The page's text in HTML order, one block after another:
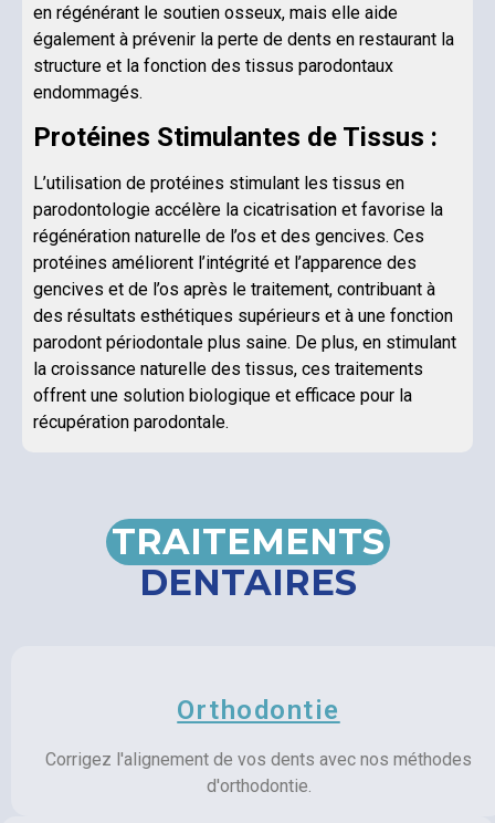
en régénérant le soutien osseux, mais elle aide
également à prévenir la perte de dents en restaurant la
structure et la fonction des tissus parodontaux
endommagés.
Protéines Stimulantes de Tissus :
L’utilisation de protéines stimulant les tissus en
parodontologie accélère la cicatrisation et favorise la
régénération naturelle de l’os et des gencives. Ces
protéines améliorent l’intégrité et l’apparence des
gencives et de l’os après le traitement, contribuant à
des résultats esthétiques supérieurs et à une fonction
parodont périodontale plus saine. De plus, en stimulant
la croissance naturelle des tissus, ces traitements
offrent une solution biologique et efficace pour la
récupération parodontale.
TRAITEMENTS
DENTAIRES
Orthodontie
Corrigez l'alignement de vos dents avec nos méthodes
d'orthodontie.